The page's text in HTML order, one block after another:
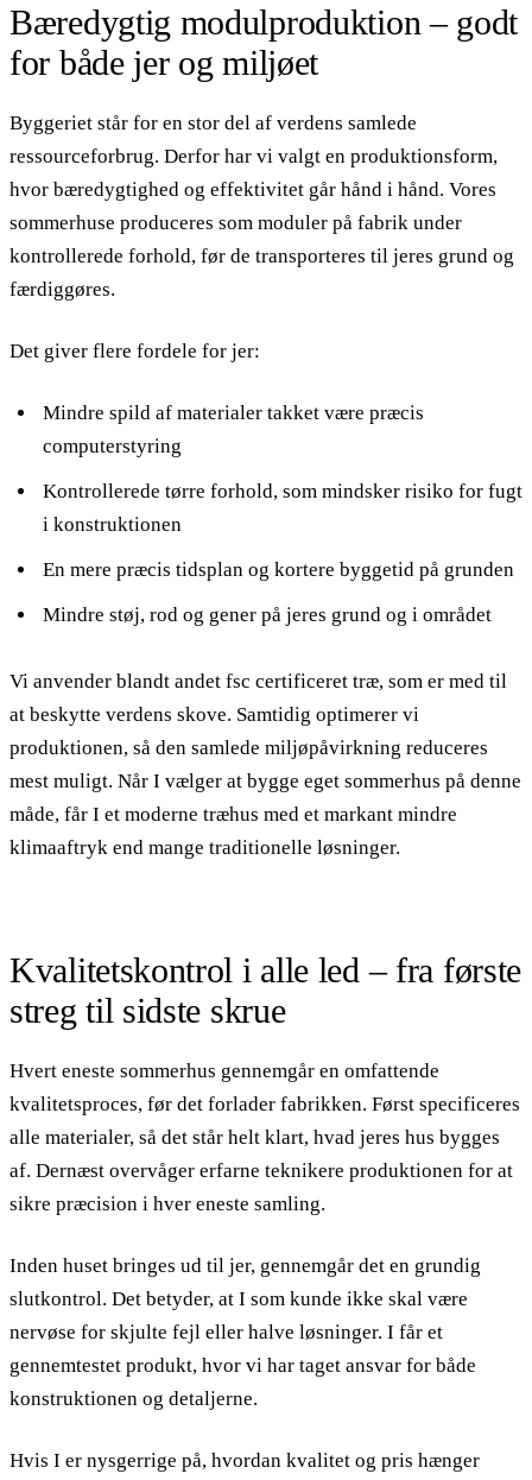
Bæredygtig modulproduktion – godt
for både jer og miljøet
Byggeriet står for en stor del af verdens samlede
ressourceforbrug. Derfor har vi valgt en produktionsform,
hvor bæredygtighed og effektivitet går hånd i hånd. Vores
sommerhuse produceres som moduler på fabrik under
kontrollerede forhold, før de transporteres til jeres grund og
færdiggøres.
Det giver flere fordele for jer:
Mindre spild af materialer takket være præcis
computerstyring
Kontrollerede tørre forhold, som mindsker risiko for fugt
i konstruktionen
En mere præcis tidsplan og kortere byggetid på grunden
Mindre støj, rod og gener på jeres grund og i området
Vi anvender blandt andet fsc certificeret træ, som er med til
at beskytte verdens skove. Samtidig optimerer vi
produktionen, så den samlede miljøpåvirkning reduceres
mest muligt. Når I vælger at bygge eget sommerhus på denne
måde, får I et moderne træhus med et markant mindre
klimaaftryk end mange traditionelle løsninger.
Kvalitetskontrol i alle led – fra første
streg til sidste skrue
Hvert eneste sommerhus gennemgår en omfattende
kvalitetsproces, før det forlader fabrikken. Først specificeres
alle materialer, så det står helt klart, hvad jeres hus bygges
af. Dernæst overvåger erfarne teknikere produktionen for at
sikre præcision i hver eneste samling.
Inden huset bringes ud til jer, gennemgår det en grundig
slutkontrol. Det betyder, at I som kunde ikke skal være
nervøse for skjulte fejl eller halve løsninger. I får et
gennemtestet produkt, hvor vi har taget ansvar for både
konstruktionen og detaljerne.
Hvis I er nysgerrige på, hvordan kvalitet og pris hænger